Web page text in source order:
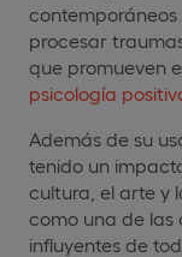
contemporáneos
procesar
que promueven
psicología
Además de su
tenido un
cultura, el arte y
como una de las
influyentes de